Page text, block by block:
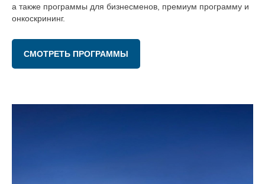
а также программы для бизнесменов, премиум программу и
онкоскрининг.
СМОТРЕТЬ ПРОГРАММЫ